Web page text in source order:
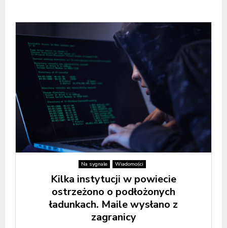
Na sygnale Wiadomości
Kilka instytucji w powiecie
ostrzeżono o podłożonych
ładunkach. Maile wysłano z
zagranicy